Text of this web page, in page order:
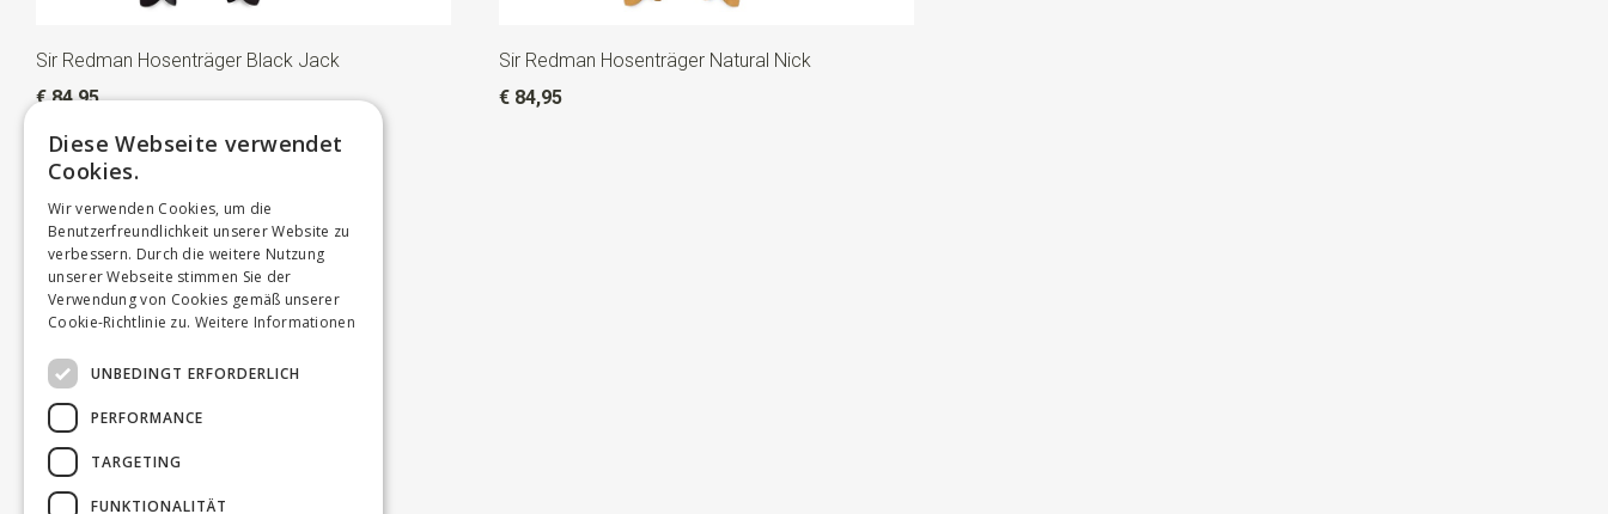
Sir Redman Hosenträger Black Jack
€ 84,95
Sir Redman Hosenträger Natural Nick
€ 84,95
Diese Webseite verwendet
Cookies.
Wir verwenden Cookies, um die
Benutzerfreundlichkeit unserer Website zu
verbessern. Durch die weitere Nutzung
unserer Webseite stimmen Sie der
Verwendung von Cookies gemäß unserer
Cookie-Richtlinie zu. Weitere Informationen
UNBEDINGT ERFORDERLICH
PERFORMANCE
TARGETING
FUNKTIONALITÄT